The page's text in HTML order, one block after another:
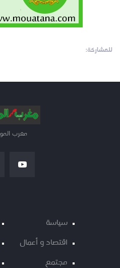
للمشاركة:
مغرب
سياسة
اقتصاد و أعمال
مجتمع